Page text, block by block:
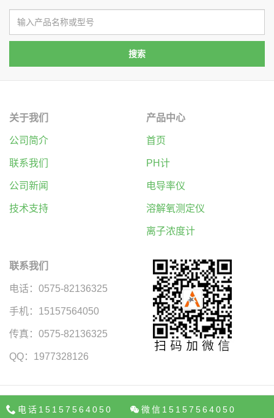
关于我们
公司简介
联系我们
公司新闻
技术支持
产品中心
首页
PH计
电导率仪
溶解氧测定仪
离子浓度计
联系我们
电话：0575-82136325
手机：15157564050
传真：0575-82136325
QQ：1977328126
©2016 艾科仪器生化培养箱 霉菌培养箱 二氧化碳培养箱 光照培养箱
电话15157564050 微信15157564050